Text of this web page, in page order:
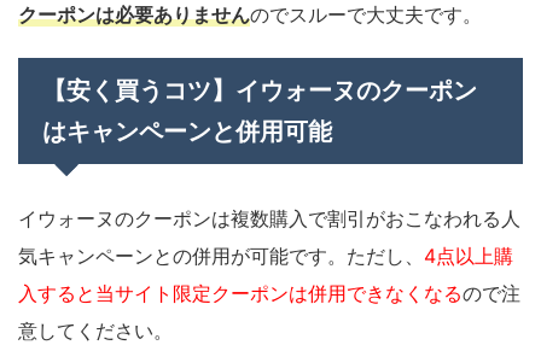
クーポンは必要ありませんのでスルーで大丈夫です。
【安く買うコツ】イウォーヌのクーポン
はキャンペーンと併用可能
イウォーヌのクーポンは複数購入で割引がおこなわれる人
気キャンペーンとの併用が可能です。ただし、 4点以上購
入すると当サイト限定クーポンは併用できなくなるので注
意してください。